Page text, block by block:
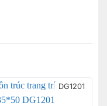
DG1201